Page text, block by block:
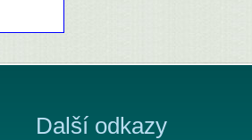
Další odkazy